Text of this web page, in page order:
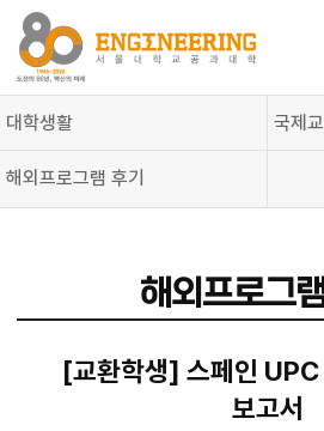
대학생활 국제
해외프로그램 후기
해외프로그
[교환학생] 스페인 UPC
보고서